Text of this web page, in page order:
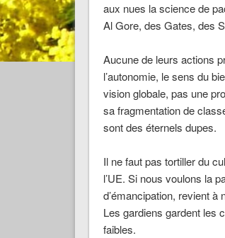
aux nues la science de
Al Gore, des Gates, des
Aucune de leurs actions
l’autonomie, le sens du
vision globale, pas une
sa fragmentation de
sont des éternels dupes.
Il ne faut pas tortiller du
l’UE. Si nous voulons la
d’émancipation, revient
Les gardiens gardent les
faibles.